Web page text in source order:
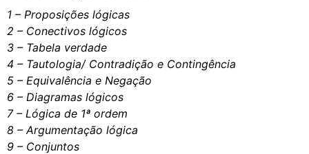
1 – Proposições lógicas
2 – Conectivos lógicos
3 – Tabela verdade
4 – Tautologia/ Contradição e Contingência
5 – Equivalência e Negação
6 – Diagramas lógicos
7 – Lógica de 1ª ordem
8 – Argumentação lógica
9 – Conjuntos